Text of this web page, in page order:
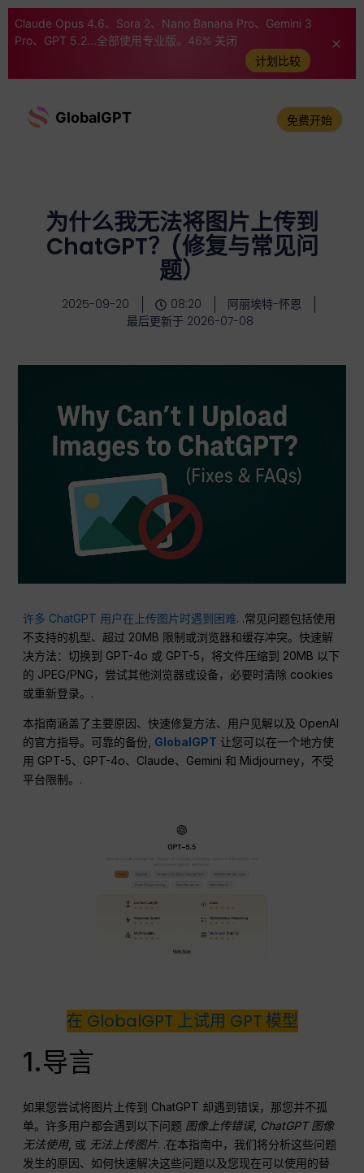
Claude Opus 4.6、Sora 2、Nano Banana Pro、Gemini 3
Pro、GPT 5.2...全部使用专业版。46% 关闭
计划比较
GlobalGPT 免费开始
为什么我无法将图片上传到
ChatGPT？(修复与常见问
题）
2025-09-20 08:20
阿丽埃特-怀恩
最后更新于 2026-07-08
许多 ChatGPT 用户在上传图片时遇到困难. .常见问题包括使用
不支持的机型、超过 20MB 限制或浏览器和缓存冲突。快速解
决方法：切换到 GPT-4o 或 GPT-5，将文件压缩到 20MB 以下
的 JPEG/PNG，尝试其他浏览器或设备，必要时清除 cookies
或重新登录。.
本指南涵盖了主要原因、快速修复方法、用户见解以及 OpenAI
的官方指导。可靠的备份, GlobalGPT 让您可以在一个地方使
用 GPT-5、GPT-4o、Claude、Gemini 和 Midjourney，不受
平台限制。.
在 GlobalGPT 上试用 GPT 模型
1.导言
如果您尝试将图片上传到 ChatGPT 却遇到错误，那您并不孤
单。许多用户都会遇到以下问题 图像上传错误, ChatGPT 图像
无法使用, 或 无法上传图片. .在本指南中，我们将分析这些问题
发生的原因、如何快速解决这些问题以及您现在可以使用的替